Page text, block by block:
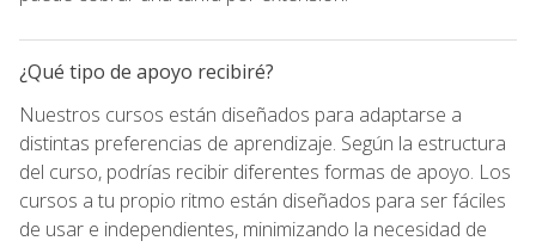
¿Qué tipo de apoyo recibiré?
Nuestros cursos están diseñados para adaptarse a
distintas preferencias de aprendizaje. Según la estructura
del curso, podrías recibir diferentes formas de apoyo. Los
cursos a tu propio ritmo están diseñados para ser fáciles
de usar e independientes, minimizando la necesidad de